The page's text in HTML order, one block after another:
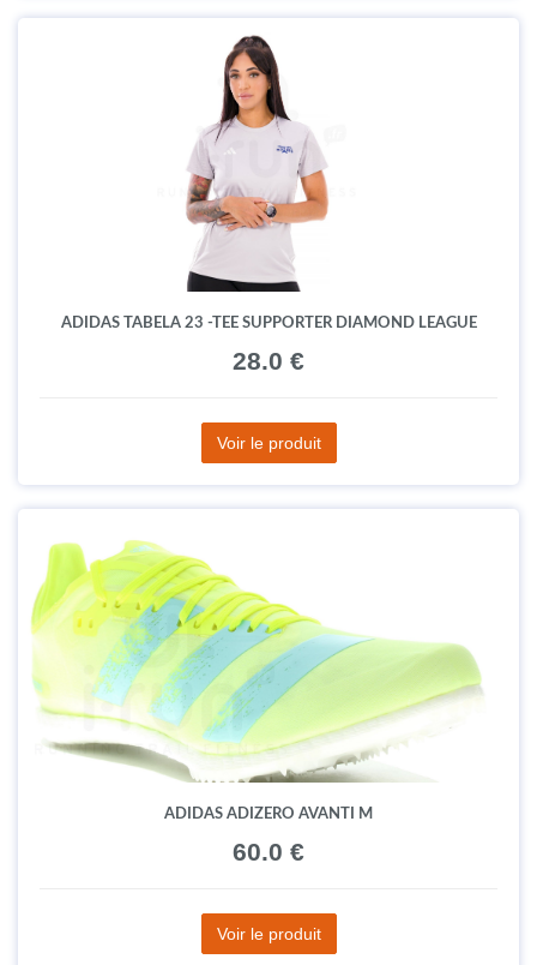
ADIDAS TABELA 23 -TEE SUPPORTER DIAMOND LEAGUE
28.0 €
Voir le produit
ADIDAS ADIZERO AVANTI M
60.0 €
Voir le produit